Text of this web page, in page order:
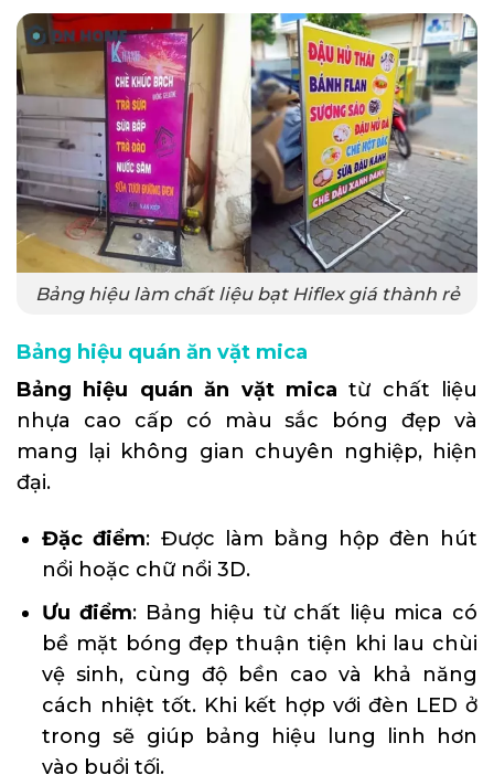
Bảng hiệu làm chất liệu bạt Hiflex giá thành rẻ
Bảng hiệu quán ăn vặt mica
Bảng hiệu quán ăn vặt mica từ chất liệu
nhựa cao cấp có màu sắc bóng đẹp và
mang lại không gian chuyên nghiệp, hiện
đại.
Đặc điểm: Được làm bằng hộp đèn hút
nổi hoặc chữ nổi 3D.
Ưu điểm: Bảng hiệu từ chất liệu mica có
bề mặt bóng đẹp thuận tiện khi lau chùi
vệ sinh, cùng độ bền cao và khả năng
cách nhiệt tốt. Khi kết hợp với đèn LED ở
trong sẽ giúp bảng hiệu lung linh hơn
vào buổi tối.